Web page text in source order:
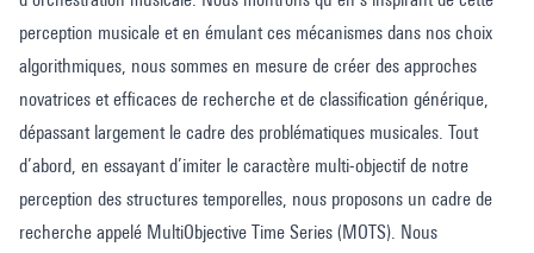
perception musicale et en émulant ces mécanismes dans nos choix
algorithmiques, nous sommes en mesure de créer des approches
novatrices et efficaces de recherche et de classification générique,
dépassant largement le cadre des problématiques musicales. Tout
d’abord, en essayant d’imiter le caractère multi-objectif de notre
perception des structures temporelles, nous proposons un cadre de
recherche appelé MultiObjective Time Series (MOTS). Nous